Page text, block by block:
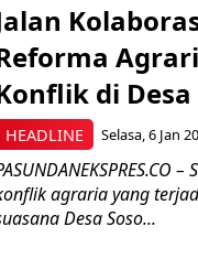
HEADLINE
di Desa
Selasa, 6 Jan
agraria yang
Desa Soso...